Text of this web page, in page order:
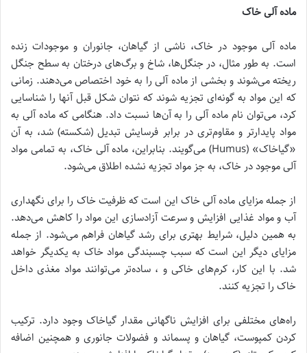
ماده آلی خاک
ماده آلی موجود در خاک، ناشی از گیاهان، جانوران و موجودات زنده
است. به طور مثال، در جنگل‌ها، شاخ و برگ‌های درختان به سطح جنگل
ریخته می‌شوند و بخشی از ماده آلی را به خود اختصاص می‌دهند. زمانی
که این مواد به گونه‌ای تجزیه شوند که نتوان شکل قبل آنها را شناسایی
کرد، می‌توان نام ماده آلی را به آن‌ها نسبت داد. هنگامی که ماده آلی به
مواد پایدارتر و مقاوم‌تری در برابر فرسایش تبدیل (شکسته) شد، به آن
«گیاخاک» (Humus) می‌گویند. بنابراین، ماده آلی خاک، به تمامی مواد
آلی موجود در خاک، به جز مواد تجزیه نشده اطلاق می‌شود.
از جمله مزایای ماده آلی خاک این است که ظرفیت خاک را برای نگهداری
آب و مواد غذایی افزایش و سرعت آزادسازی این مواد را کاهش می‌دهد.
به همین دلیل، شرایط بهتری برای رشد گیاهان فراهم می‌شود. از جمله
مزایای دیگر این است که سبب چسبندگی مواد خاک به یکدیگر خواهد
شد. با این کار، کرم‌های خاکی و ، ساده‌تر می‌توانند مواد مغذی داخل
خاک را تجزیه کنند.
راه‌های مختلفی برای افزایش ناگهانی مقدار گیاخاک وجود دارد. ترکیب
کردن کمپوست، گیاهان و پسماند و فضولات جانوری و همچنین اضافه